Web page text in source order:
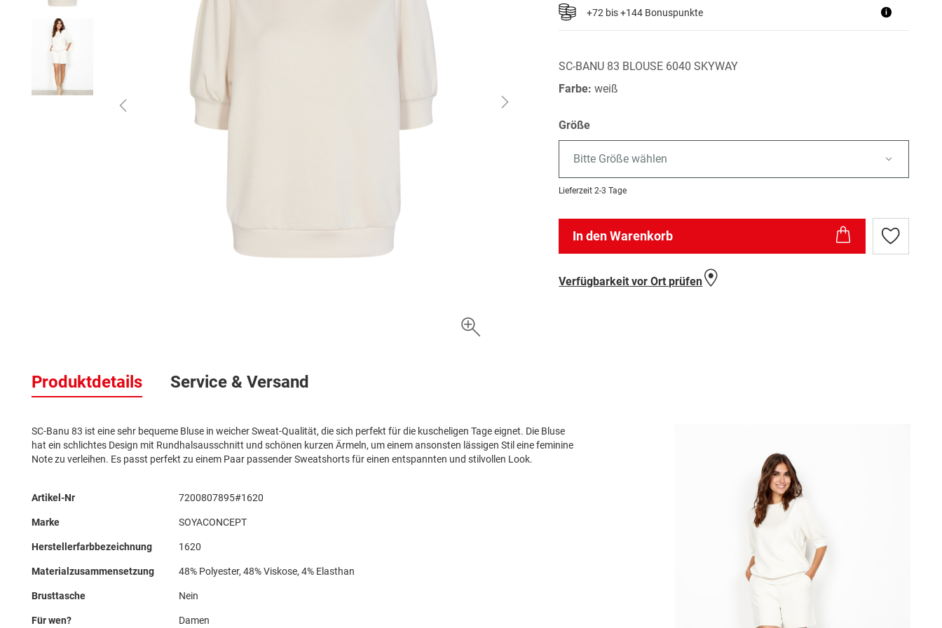
der
Bildergalerie
+72 bis +144 Bonuspunkte i
SC-BANU 83 BLOUSE 6040 SKYWAY
Farbe:weiß
Größe
Bitte Größe wählen
Lieferzeit 2-3 Tage
In den Warenkorb
Zur
Wunschliste
Verfügbarkeit vor Ort prüfen
Produktdetails
SC-Banu 83 ist eine sehr bequeme Bluse in weicher Sweat-Qualität, die sich perfekt für die kuscheligen Tage eignet. Die Bluse
hat ein schlichtes Design mit Rundhalsausschnitt und schönen kurzen Ärmeln, um einem ansonsten lässigen Stil eine feminine
Note zu verleihen. Es passt perfekt zu einem Paar passender Sweatshorts für einen entspannten und stilvollen Look.
Mehr
Artikel-Nr 7200807895#1620
Marke SOYACONCEPT
Herstellerfarbbezeichnung 1620
Materialzusammensetzung 48% Polyester, 48% Viskose, 4% Elasthan
Brusttasche Nein
Für wen? Damen
Service & Versand